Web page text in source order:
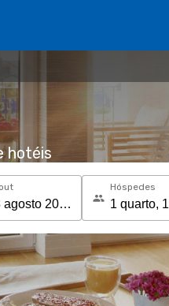
hotéis
Hóspedes